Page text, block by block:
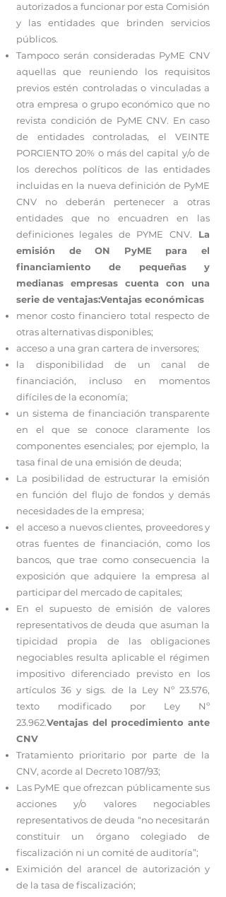
autorizados a funcionar por esta Comisión
y las entidades que brinden servicios
públicos.
Tampoco serán consideradas PyME CNV
aquellas que reuniendo los requisitos
previos estén controladas o vinculadas a
otra empresa o grupo económico que no
revista condición de PyME CNV. En caso
de entidades controladas, el VEINTE
PORCIENTO 20% o más del capital y/o de
los derechos políticos de las entidades
incluidas en la nueva definición de PyME
CNV no deberán pertenecer a otras
entidades que no encuadren en las
definiciones legales de PYME CNV. La
emisión de ON PyME para el
financiamiento de pequeñas y
medianas empresas cuenta con una
serie de ventajas:Ventajas económicas
menor costo financiero total respecto de
otras alternativas disponibles;
acceso a una gran cartera de inversores;
la disponibilidad de un canal de
financiación, incluso en momentos
difíciles de la economía;
un sistema de financiación transparente
en el que se conoce claramente los
componentes esenciales; por ejemplo, la
tasa final de una emisión de deuda;
La posibilidad de estructurar la emisión
en función del flujo de fondos y demás
necesidades de la empresa;
el acceso a nuevos clientes, proveedores y
otras fuentes de financiación, como los
bancos, que trae como consecuencia la
exposición que adquiere la empresa al
participar del mercado de capitales;
En el supuesto de emisión de valores
representativos de deuda que asuman la
tipicidad propia de las obligaciones
negociables resulta aplicable el régimen
impositivo diferenciado previsto en los
artículos 36 y sigs. de la Ley Nº 23.576,
texto modificado por Ley Nº
23.962.Ventajas del procedimiento ante
CNV
Tratamiento prioritario por parte de la
CNV, acorde al Decreto 1087/93;
Las PyME que ofrezcan públicamente sus
acciones y/o valores negociables
representativos de deuda “no necesitarán
constituir un órgano colegiado de
fiscalización ni un comité de auditoría”;
Eximición del arancel de autorización y
de la tasa de fiscalización;